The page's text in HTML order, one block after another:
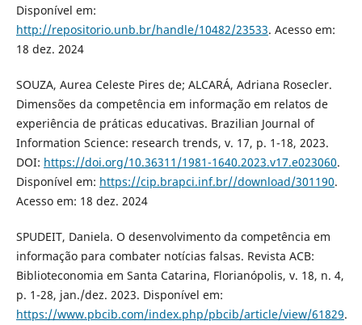
Disponível em:
http://repositorio.unb.br/handle/10482/23533. Acesso em:
18 dez. 2024
SOUZA, Aurea Celeste Pires de; ALCARÁ, Adriana Rosecler.
Dimensões da competência em informação em relatos de
experiência de práticas educativas. Brazilian Journal of
Information Science: research trends, v. 17, p. 1-18, 2023.
DOI: https://doi.org/10.36311/1981-1640.2023.v17.e023060.
Disponível em: https://cip.brapci.inf.br//download/301190.
Acesso em: 18 dez. 2024
SPUDEIT, Daniela. O desenvolvimento da competência em
informação para combater notícias falsas. Revista ACB:
Biblioteconomia em Santa Catarina, Florianópolis, v. 18, n. 4,
p. 1-28, jan./dez. 2023. Disponível em:
https://www.pbcib.com/index.php/pbcib/article/view/61829.